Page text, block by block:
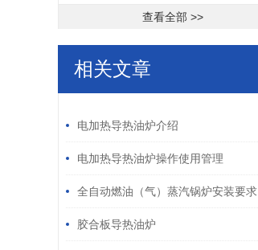
查看全部 >>
相关文章
电加热导热油炉介绍
电加热导热油炉操作使用管理
全自动燃油（气）蒸汽锅炉安装要求
胶合板导热油炉